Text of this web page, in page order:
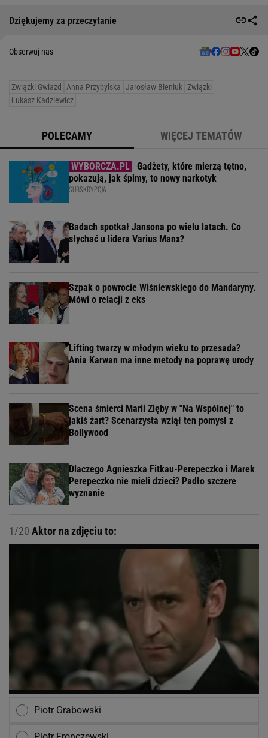
Dziękujemy za przeczytanie
Obserwuj nas
Związki Gwiazd Anna Przybylska Jarosław Bieniuk Związki
Łukasz Kadziewicz
POLECAMY WIĘCEJ TEMATÓW
Gadżety, które mierzą tętno,
pokazują, jak śpimy, to nowy narkotyk
SUBSKRYPCJA
Badach spotkał Jansona po wielu latach. Co
słychać u lidera Varius Manx?
Szpak o powrocie Wiśniewskiego do Mandaryny.
Mówi o relacji z eks
Lifting twarzy w młodym wieku to przesada?
Ania Karwan ma inne metody na poprawę urody
Scena śmierci Marii Zięby w "Na Wspólnej" to
jakiś żart? Scenarzysta wziął ten pomysł z
Bollywood
Dlaczego Agnieszka Fitkau-Perepeczko i Marek
Perepeczko nie mieli dzieci? Padło szczere
wyznanie
1/20 Aktor na zdjęciu to:
Piotr Grabowski